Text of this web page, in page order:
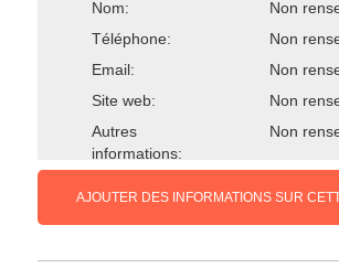
Nom:
Non
Téléphone:
Non
Email:
Non
Site web:
Non
Autres
informations:
Non
AJOUTER DES INFORMATIONS SUR